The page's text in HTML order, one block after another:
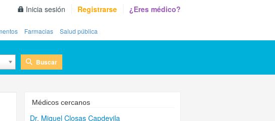
Inicia sesión Registrarse ¿Eres médico?
Farmacias Salud pública
Buscar
Médicos cercanos
Dr. Miquel Closas Capdevila